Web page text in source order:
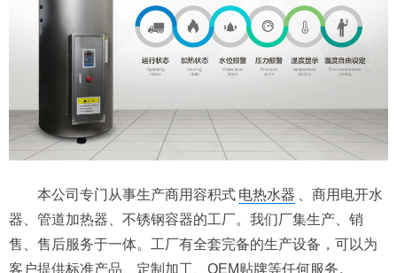
本公司专门从事生产商用容积式 电热水器
、商用电开水
器、管道加热器、不锈钢容器的工厂。我们厂集生产、销
售、售后服务于一体。工厂有全套完备的生产设备，可以为
客户提供标准产品、定制加工、OEM贴牌等任何服务。